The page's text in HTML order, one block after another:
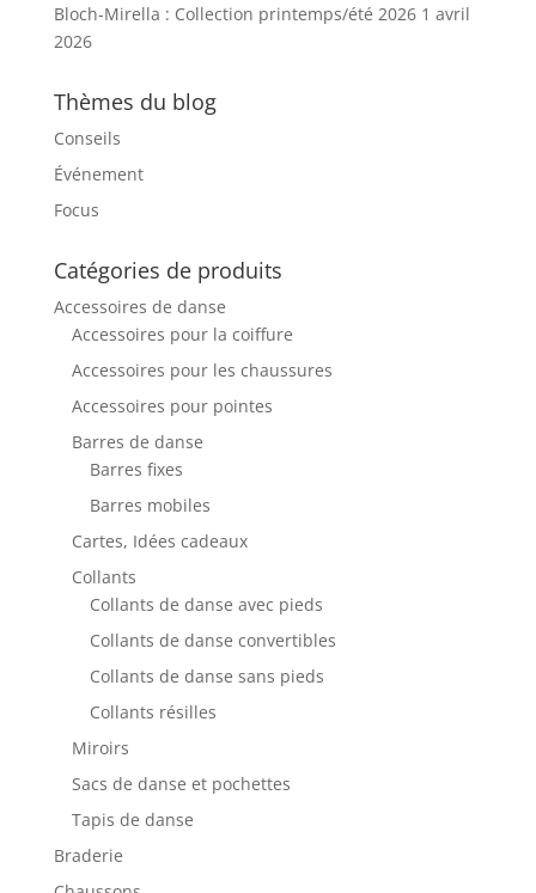
Bloch-Mirella : Collection printemps/été 2026 1 avril
2026
Thèmes du blog
Conseils
Événement
Focus
Catégories de produits
Accessoires de danse
Accessoires pour la coiffure
Accessoires pour les chaussures
Accessoires pour pointes
Barres de danse
Barres fixes
Barres mobiles
Cartes, Idées cadeaux
Collants
Collants de danse avec pieds
Collants de danse convertibles
Collants de danse sans pieds
Collants résilles
Miroirs
Sacs de danse et pochettes
Tapis de danse
Braderie